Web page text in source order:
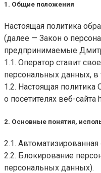
1. Общие положения
Настоящая политика
(далее — Закон о
предпринимаемые
1.1. Оператор ставит
персональных данных, в
1.2. Настоящая
о посетителях веб-сайта
2. Основные понятия,
2.1.
2.2. Блокирование
персональных данных).